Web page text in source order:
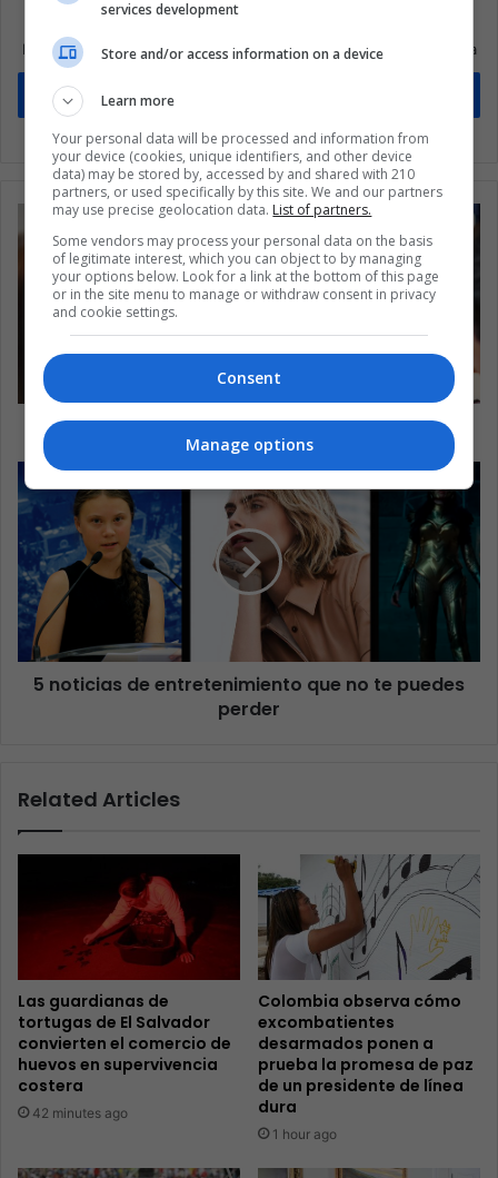
Suscríbete a nuestra lista de correos
Mantente informado sobre lo que está pasando en Latinoamérica
Arukay: ¿Qué es y por qué es importante?
5 noticias de entretenimiento que no te puedes
perder
Related Articles
Las guardianas de
tortugas de El Salvador
convierten el comercio de
huevos en supervivencia
costera
42 minutes ago
Colombia observa cómo
excombatientes
desarmados ponen a
prueba la promesa de paz
de un presidente de línea
dura
1 hour ago
services development
Store and/or access information on a device
Learn more
Your personal data will be processed and information from
your device (cookies, unique identifiers, and other device
data) may be stored by, accessed by and shared with 210
partners, or used specifically by this site. We and our partners
may use precise geolocation data. List of partners.
Some vendors may process your personal data on the basis
of legitimate interest, which you can object to by managing
your options below. Look for a link at the bottom of this page
or in the site menu to manage or withdraw consent in privacy
and cookie settings.
Consent
Manage options